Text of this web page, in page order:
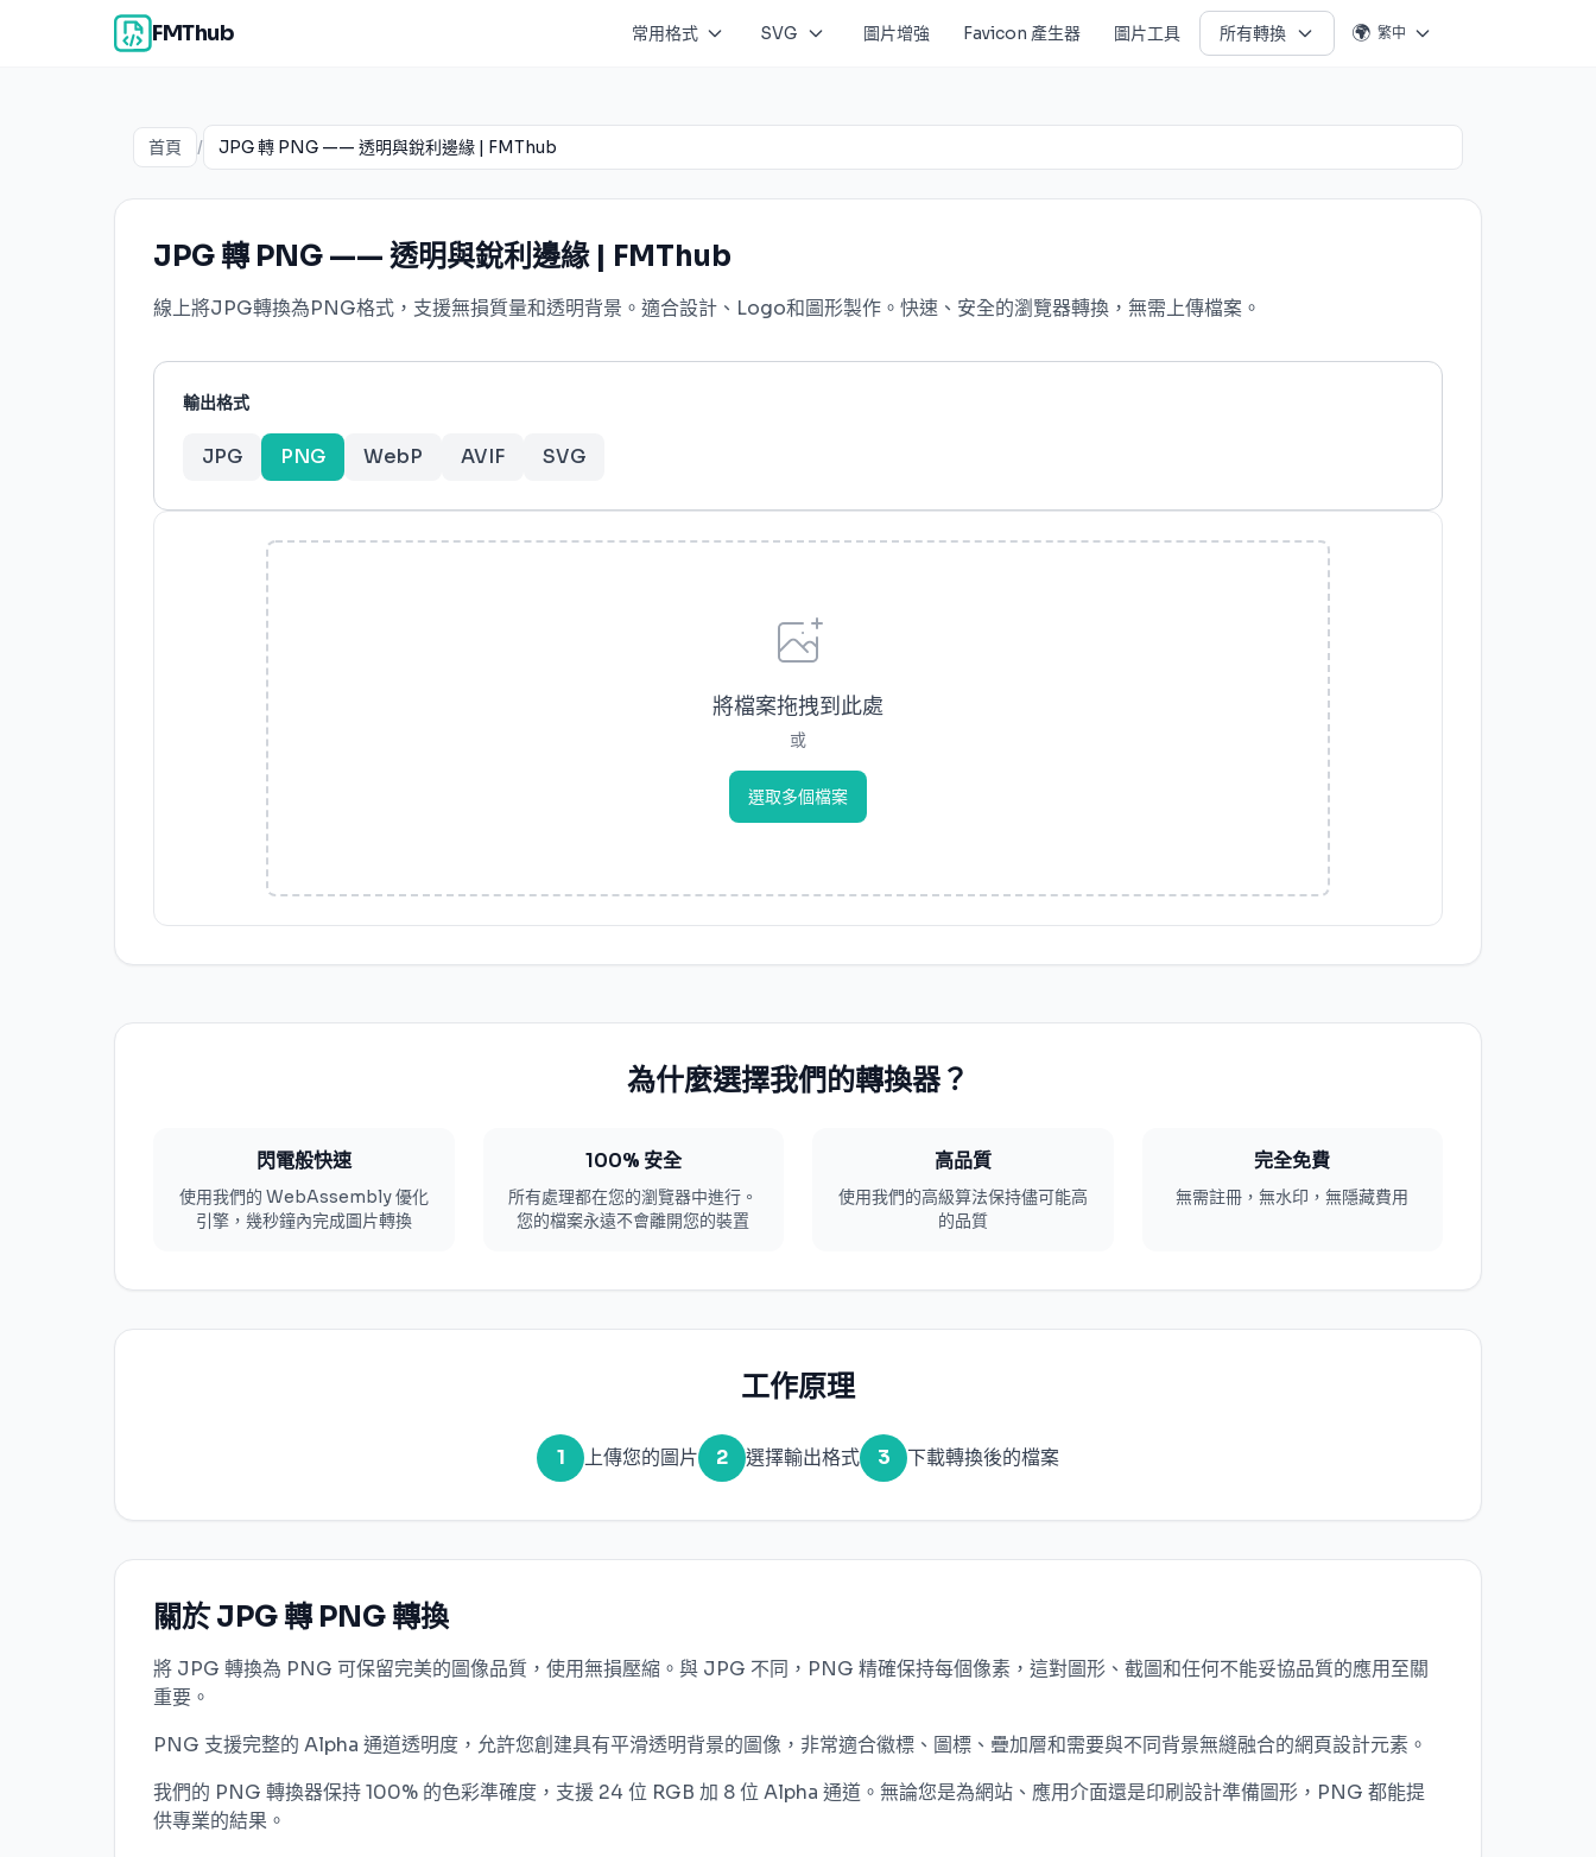
FMThub 常用格式 SVG 圖片增強 Favicon 產生器 圖片工具 所有轉換 🌍 繁中
首頁 / JPG 轉 PNG —— 透明與銳利邊緣 | FMThub
JPG 轉 PNG —— 透明與銳利邊緣 | FMThub
線上將JPG轉換為PNG格式，支援無損質量和透明背景。適合設計、Logo和圖形製作。快速、安全的瀏覽器轉換，無需上傳檔案。
輸出格式
JPG PNG WebP AVIF SVG
將檔案拖拽到此處
或
選取多個檔案
為什麼選擇我們的轉換器？
閃電般快速
使用我們的 WebAssembly 優化
引擎，幾秒鐘內完成圖片轉換
100% 安全
所有處理都在您的瀏覽器中進行。
您的檔案永遠不會離開您的裝置
高品質
使用我們的高級算法保持儘可能高
的品質
完全免費
無需註冊，無水印，無隱藏費用
工作原理
1 上傳您的圖片 2 選擇輸出格式 3 下載轉換後的檔案
關於 JPG 轉 PNG 轉換
將 JPG 轉換為 PNG 可保留完美的圖像品質，使用無損壓縮。與 JPG 不同，PNG 精確保持每個像素，這對圖形、截圖和任何不能妥協品質的應用至關
重要。
PNG 支援完整的 Alpha 通道透明度，允許您創建具有平滑透明背景的圖像，非常適合徽標、圖標、疊加層和需要與不同背景無縫融合的網頁設計元素。
我們的 PNG 轉換器保持 100% 的色彩準確度，支援 24 位 RGB 加 8 位 Alpha 通道。無論您是為網站、應用介面還是印刷設計準備圖形，PNG 都能提
供專業的結果。